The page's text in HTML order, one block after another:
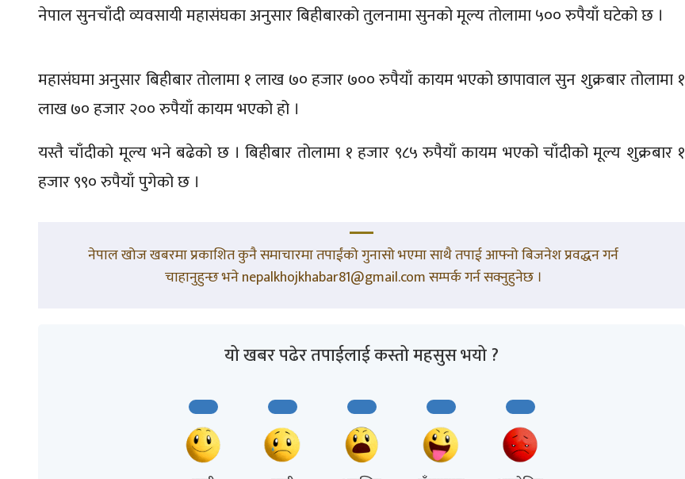
नेपाल सुनचाँदी व्यवसायी महासंघका अनुसार बिहीबारको तुलनामा सुनको मूल्य तोलामा ५०० रुपैयाँ घटेको छ ।
महासंघमा अनुसार बिहीबार तोलामा १ लाख ७० हजार ७०० रुपैयाँ कायम भएको छापावाल सुन शुक्रबार तोलामा १
लाख ७० हजार २०० रुपैयाँ कायम भएको हो ।
यस्तै चाँदीको मूल्य भने बढेको छ । बिहीबार तोलामा १ हजार ९८५ रुपैयाँ कायम भएको चाँदीको मूल्य शुक्रबार १
हजार ९९० रुपैयाँ पुगेको छ ।
नेपाल खोज खबरमा प्रकाशित कुनै समाचारमा तपाईंको गुनासो भएमा साथै तपाई आफ्नो बिजनेश प्रवद्धन गर्न
चाहानुहुन्छ भने nepalkhojkhabar81@gmail.com सम्पर्क गर्न सक्नुहुनेछ ।
यो खबर पढेर तपाईलाई कस्तो महसुस भयो ?